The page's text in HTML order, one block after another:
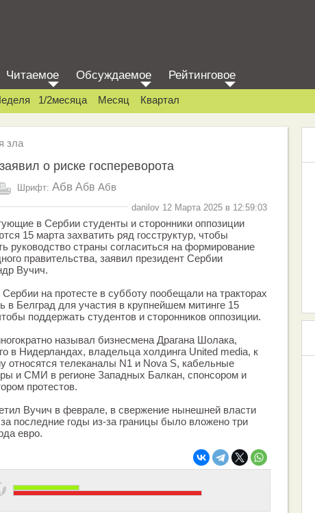
Читаемое Обсуждаемое Рейтинговое
1/2месяца Месяц Квартал
зла
о риске госпереворота
Шрифт: Абв Абв Абв
danilov 12 Марта 2025 в 12:59:03
в Сербии студенты и сторонники оппозиции
15 марта захватить ряд госструктур, чтобы
руководство страны согласиться на формирование
правительства, заявил президент Сербии
Вучич.
Сербии на протесте в субботу пообещали на тракторах
в Белград для участия в крупнейшем митинге 15
поддержать студентов и сторонников оппозиции.
называл бизнесмена Драгана Шолака,
в Нидерландах, владельца холдинга United media, к
относятся телеканалы N1 и Nova S, кабельные
и СМИ в регионе Западных Балкан, спонсором и
протестов.
Вучич в феврале, в свержение нынешней власти
последние годы из-за границы было вложено три
евро.